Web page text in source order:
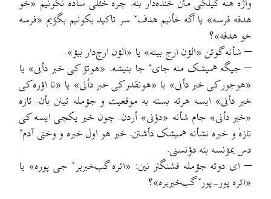
واژه هنه گیلکی مئن خنده‌دار بنه. چره خئلی ساده نگونیم «خو
هدفه فرسه» یا اگه خأنیم هدفˇ سر تاکید بکونیم بگؤیم «فرسه
خو هدفه»؟
– شأنه گوتن «الؤن ارج بیته» یا «الؤن ارج‌دار ببؤ».
– جیگه همیشک منه جایˇ جا بنیشه. «هوتؤ کی خبر دأنی» یا
«هوجور کی خبر دأنی» یا «هونقدر کی خبر دأنی» یا «تا اؤره کی
خبر دأنی» ایسه هرته بسته به موقعیت و جؤمله تینن بأن. تازه
«خبر دأنی» جام شأنه «دؤنی» أردن. چون خبر یکچی ایسه کی
تازهٰ و خبره نشأنه همیشک دأشتن. خبر هو اول خبره و وختی آدمˇ
دس بمؤنسه بنه دؤنسنی.
– ای دوته جؤمله قشنگتر نین: «ائره گب‌خبربرˇ جی پوره» یا
«ائره پور-پورˇ گب‌خبربره»؟